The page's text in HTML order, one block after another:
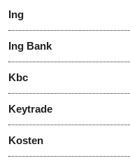
Ing
Ing Bank
Kbc
Keytrade
Kosten